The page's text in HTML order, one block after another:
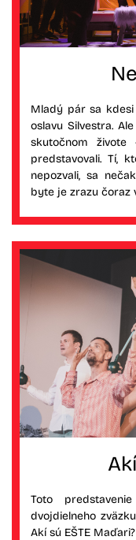
Mladý pár sa
oslavu Silvestra.
skutočnom
predstavovali. Tí,
nepozvali, sa
byte je zrazu čoraz
Toto
dvojdielneho
Akí sú EŠTE Maďari?